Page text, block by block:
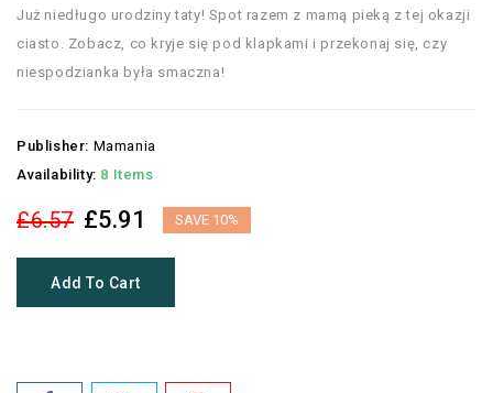
Już niedługo urodziny taty! Spot razem z mamą pieką z tej okazji
ciasto. Zobacz, co kryje się pod klapkami i przekonaj się, czy
niespodzianka była smaczna!
Publisher: Mamania
Availability: 8 Items
£6.57 £5.91 SAVE 10%
Add To Cart